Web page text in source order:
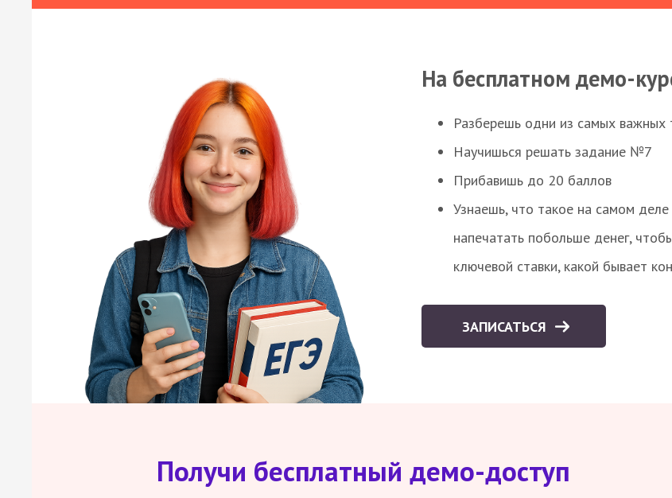
На бесплатном демо-
Разберешь одни из самых важных
Научишься решать задание №7
Прибавишь до 20 баллов
Узнаешь, что такое на самом
напечатать побольше денег,
ключевой ставки, какой бывает
ЗАПИСАТЬСЯ
Получи бесплатный демо-доступ